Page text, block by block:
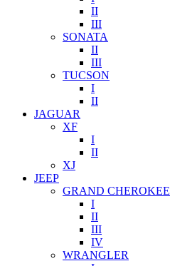
II
III
SONATA
II
III
TUCSON
I
II
JAGUAR
XF
I
II
XJ
JEEP
GRAND CHEROKEE
I
II
III
IV
WRANGLER